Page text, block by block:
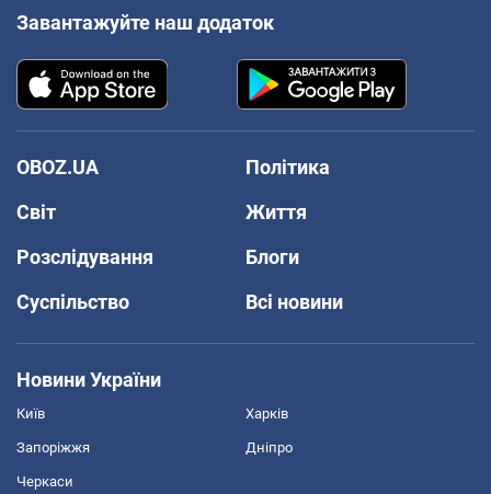
Завантажуйте наш додаток
OBOZ.UA
Політика
Світ
Життя
Розслідування
Блоги
Суспільство
Всі новини
Новини України
Київ Харків
Запоріжжя Дніпро
Черкаси